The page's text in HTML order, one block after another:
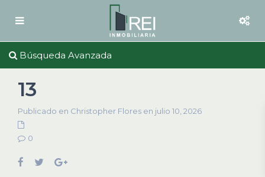
Búsqueda Avanzada
13
Publicado en Christopher Flores en julio 10, 2026
0